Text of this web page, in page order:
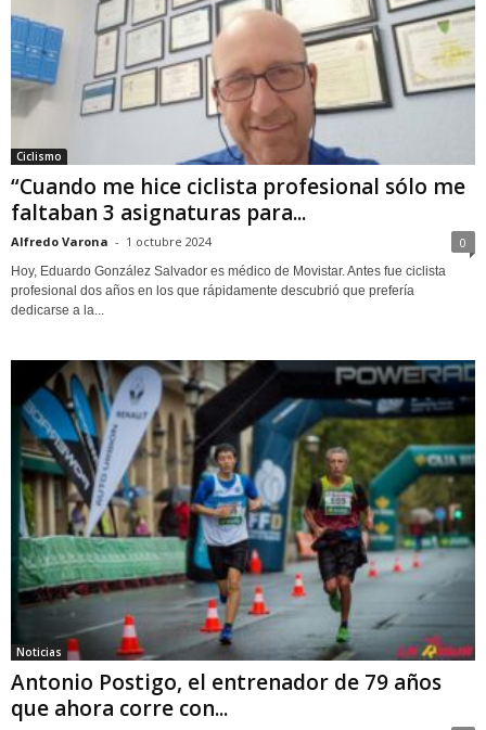
Ciclismo
“Cuando me hice ciclista profesional sólo me
faltaban 3 asignaturas para...
Alfredo Varona - 1 octubre 2024 0
Hoy, Eduardo González Salvador es médico de Movistar. Antes fue ciclista
profesional dos años en los que rápidamente descubrió que prefería
dedicarse a la...
Noticias
Antonio Postigo, el entrenador de 79 años
que ahora corre con...